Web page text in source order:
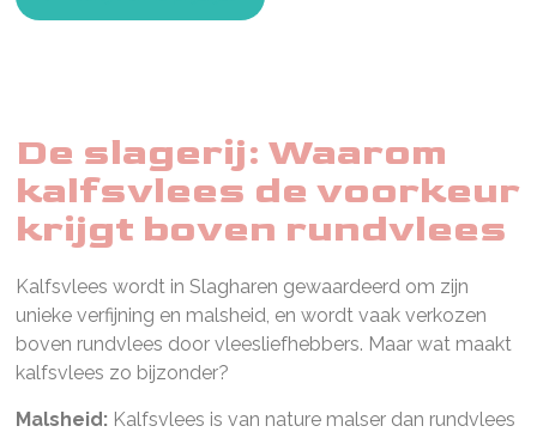
De slagerij: Waarom
kalfsvlees de voorkeur
krijgt boven rundvlees
Kalfsvlees wordt in Slagharen gewaardeerd om zijn
unieke verfijning en malsheid, en wordt vaak verkozen
boven rundvlees door vleesliefhebbers. Maar wat maakt
kalfsvlees zo bijzonder?
Malsheid: Kalfsvlees is van nature malser dan rundvlees